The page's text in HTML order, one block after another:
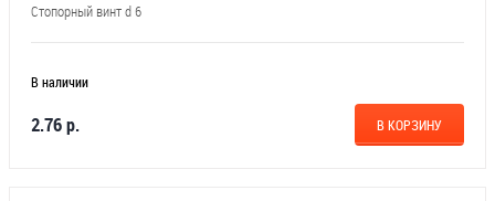
Стопорный винт d 6
В наличии
2.76 р. В КОРЗИНУ